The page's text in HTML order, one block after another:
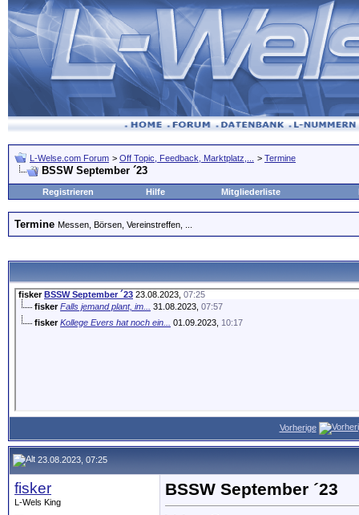
L-Welse.com Forum > Off Topic, Feedback, Marktplatz,... > Termine
BSSW September ´23
Registrieren Hilfe Mitgliederliste
Termine Messen, Börsen, Vereinstreffen, ...
fisker BSSW September ´23 23.08.2023, 07:25
fisker Falls jemand plant, im... 31.08.2023, 07:57
fisker Kollege Evers hat noch ein... 01.09.2023, 10:17
Vorherige
23.08.2023, 07:25
fisker
L-Wels King
BSSW September ´23